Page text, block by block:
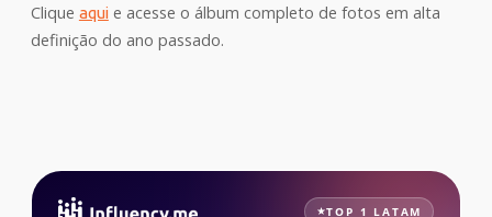
Clique aquie acesse o álbum completo de fotos em alta
definição do ano passado.
TOP 1 LATAM